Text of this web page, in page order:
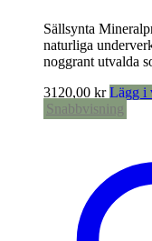
Sällsynta
naturliga
noggrant utvalda
3120,00 kr Lägg i
Snabbvisning